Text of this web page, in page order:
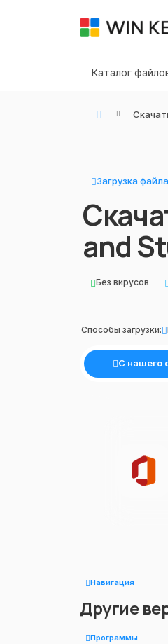
Каталог
Загрузка файла
and
Без вирусов
Способы загрузки:
С нашего
Навигация
Другие
Программы